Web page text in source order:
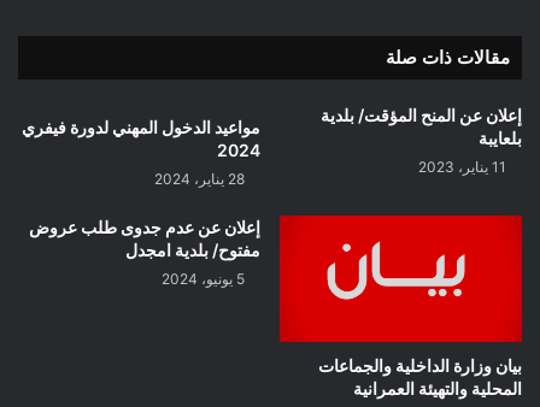
مقالات ذات صلة
إعلان عن المنح المؤقت/ بلدية
بلعايبة
11 يناير، 2023
مواعيد الدخول المهني لدورة فيفري
2024
28 يناير، 2024
بيان وزارة الداخلية والجماعات
المحلية والتهيئة العمرانية
إعلان عن عدم جدوى طلب عروض
مفتوح/ بلدية امجدل
5 يونيو، 2024